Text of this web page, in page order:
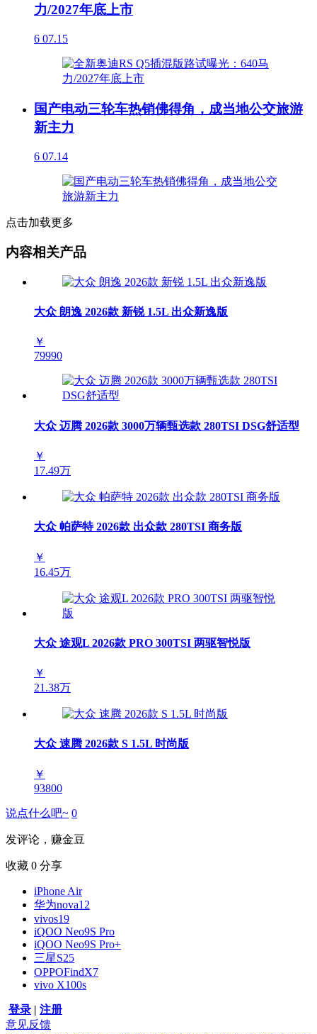
力/2027年底上市
6 07.15
国产电动三轮车热销佛得角，成当地公交旅游
新主力
6 07.14
点击加载更多
内容相关产品
大众 朗逸 2026款 新锐 1.5L 出众新逸版
￥
79990
大众 迈腾 2026款 3000万辆甄选款 280TSI DSG舒适型
￥
17.49万
大众 帕萨特 2026款 出众款 280TSI 商务版
￥
16.45万
大众 途观L 2026款 PRO 300TSI 两驱智悦版
￥
21.38万
大众 速腾 2026款 S 1.5L 时尚版
￥
93800
说点什么吧~ 0
发评论，赚金豆
收藏 0 分享
iPhone Air
华为nova12
vivos19
iQOO Neo9S Pro
iQOO Neo9S Pro+
三星S25
OPPOFindX7
vivo X100s
登录 | 注册
意见反馈